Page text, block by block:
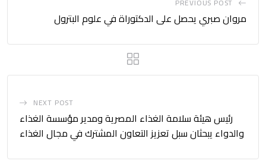
PREVIOUS POST
مروان صبري يحصل على الدكتوراة في علوم البترول
NEXT POST
رئيس هيئة سلامة الغذاء المصرية ومدير مؤسسة الغذاء
والدواء يبحثان سبل تعزيز التعاون المشترك في مجال الغذاء